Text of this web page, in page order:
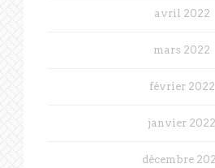
avril 2022
mars 2022
février 2022
janvier 2022
décembre